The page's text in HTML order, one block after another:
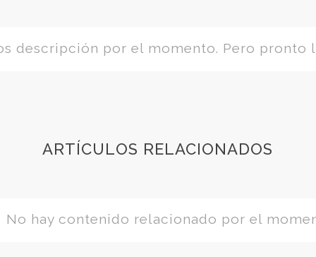
descripción por el momento. Pero pronto
ARTÍCULOS RELACIONADOS
No hay contenido relacionado por el